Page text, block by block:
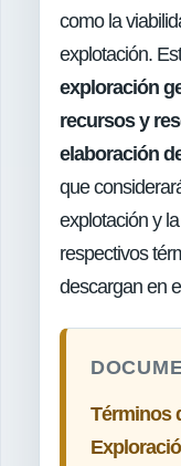
como la
explotación.
exploración
recursos y
elaboración
que
explotación y
respectivos
descargan en
Términos